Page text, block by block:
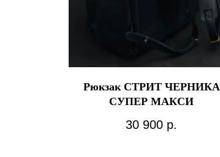
Рюкзак СТРИТ ЧЕРНИКА
СУПЕР МАКСИ
30 900 р.